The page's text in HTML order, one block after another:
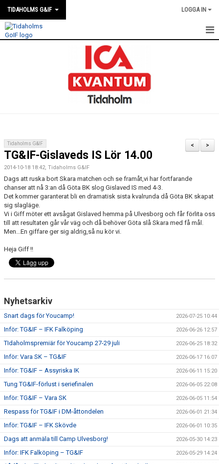
TIDAHOLMS G&IF LOGGA IN
FÖRENINGEN
SOUVENIRER
GAMLA GIFFS TORSDAGSTRÄFFAR
MATCHER
PLANSCHEMA
>
<
Tidaholms G&IF
TG&IF-Gislaveds IS Lör 14.00
2014-10-18 18:42, Tidaholms G&IF
Dags att ruska bort Skara matchen och se framåt,vi har fortfarande
chanser att nå 3:an då Göta BK slog Gislaved IS med 4-3.
Det kommer garanterat bli en dramatisk sista kvalrunda då Göta BK skapat
sig slagläge.
Vi i Giff möter ett avsågat Gislaved hemma på Ulvesborg och får förlita oss
till att resultaten går vår väg och då behöver Göta slå Skara med få mål.
Men...En giffare ger sig aldrig,så nu kör vi.
Heja Giff !!
Nyhetsarkiv
Snart dags för Youcamp! 2026-07-25 10:44
Inför: TG&IF – IFK Falköping 2026-06-26 12:57
TIdaholmspremiär för Youcamp 27-29 juli 2026-06-25 18:32
Inför: Vara SK – TG&IF 2026-06-17 16:07
Inför: TG&IF – Assyriska IK 2026-06-11 15:20
Tung TG&IF-förlust i seriefinalen 2026-06-05 22:08
Inför: TG&IF – Vara SK 2026-06-05 11:54
Respass för TG&IF i DM-åttondelen 2026-06-01 21:34
Inför: TG&IF – IFK Skövde 2026-06-01 10:35
Dags att anmäla till Camp Ulvesborg! 2026-05-30 14:23
Inför: IFK Falköping – TG&IF 2026-05-29 14:24